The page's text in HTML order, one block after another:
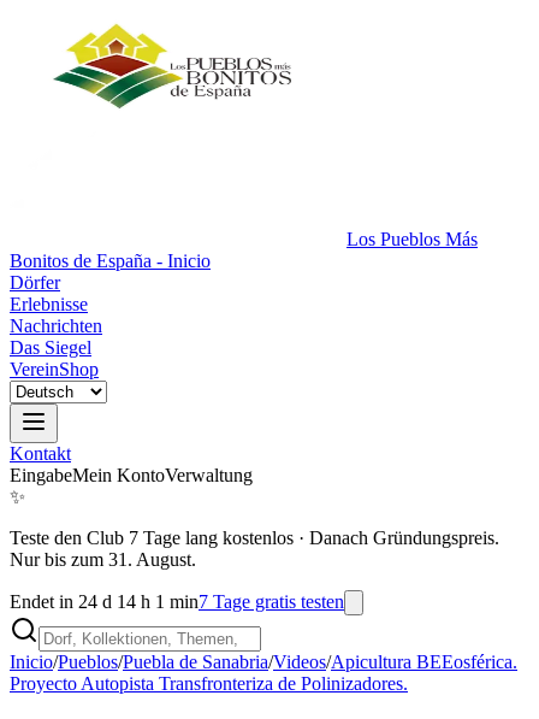
Los Pueblos Más
Bonitos de España - Inicio
Dörfer
Erlebnisse
Nachrichten
Das Siegel
VereinShop
Kontakt
EingabeMein KontoVerwaltung
✨
Teste den Club 7 Tage lang kostenlos · Danach Gründungspreis.
Nur bis zum 31. August.
Endet in 24 d 14 h 1 min7 Tage gratis testen
Inicio/Pueblos/Puebla de Sanabria/Videos/Apicultura BEEosférica.
Proyecto Autopista Transfronteriza de Polinizadores.